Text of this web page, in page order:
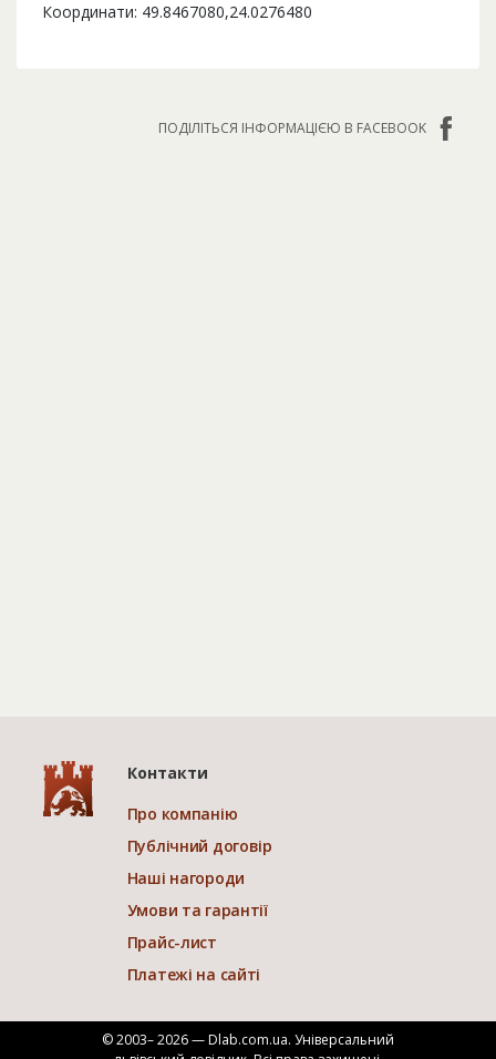
Координати: 49.8467080,24.0276480
ПОДІЛІТЬСЯ ІНФОРМАЦІЄЮ В FACEBOOK
Контакти
Про компанію
Публічний договір
Наші нагороди
Умови та гарантії
Прайс-лист
Платежі на сайті
© 2003– 2026 — Dlab.com.ua. Універсальний